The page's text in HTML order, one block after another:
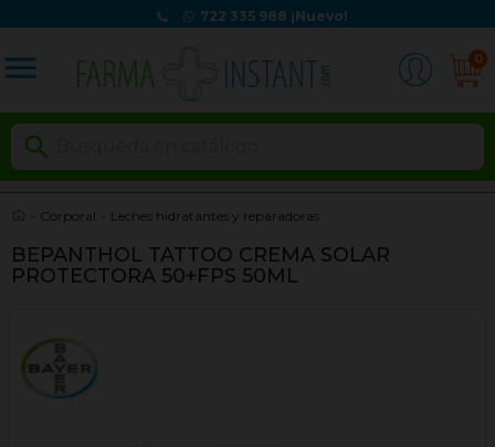
722 335 988 ¡Nuevo!
menu 0

Corporal Leches hidratantes y reparadoras
BEPANTHOL TATTOO CREMA SOLAR
PROTECTORA 50+FPS 50ML